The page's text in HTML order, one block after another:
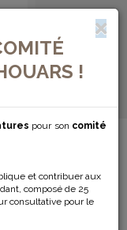
!
pour son comité
et contribuer aux
composé de 25
consultative pour le